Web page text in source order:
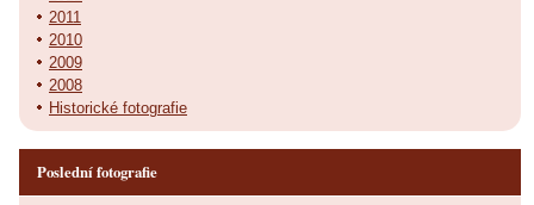
2011
2010
2009
2008
Historické fotografie
Poslední fotografie